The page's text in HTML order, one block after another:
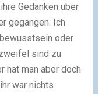
Gedanken über
gegangen. Ich
oder
sind zu
hat man aber doch
war nichts